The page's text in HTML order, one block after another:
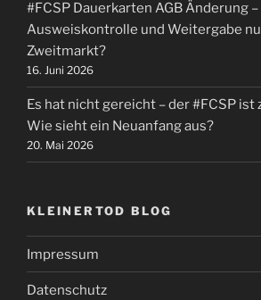
#FCSP Dauerkarten AGB Änderung
Ausweiskontrolle und Weitergabe
Zweitmarkt?
16. Juni 2026
Es hat nicht gereicht – der #FCSP ist
Wie sieht ein Neuanfang aus?
20. Mai 2026
KLEINERTOD BLOG
Impressum
Datenschutz